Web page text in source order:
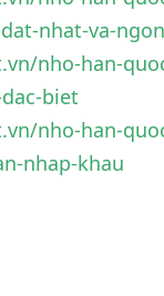
nhat-va-
nho-han-
biet
nho-han-
nhap-khau